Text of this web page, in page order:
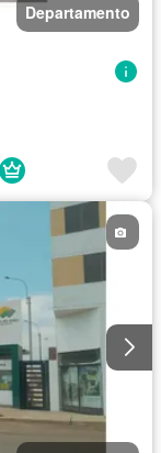
Departamento